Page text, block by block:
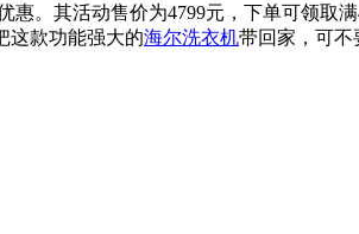
惠。其活动售价为4799元，下单可领取
这款功能强大的海尔洗衣机带回家，可不